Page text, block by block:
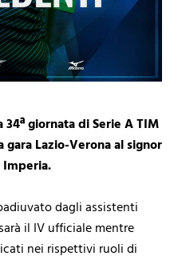
giornata di Serie A TIM
Lazio-Verona al signor
Imperia.
dagli assistenti
il IV ufficiale mentre
nei rispettivi ruoli di